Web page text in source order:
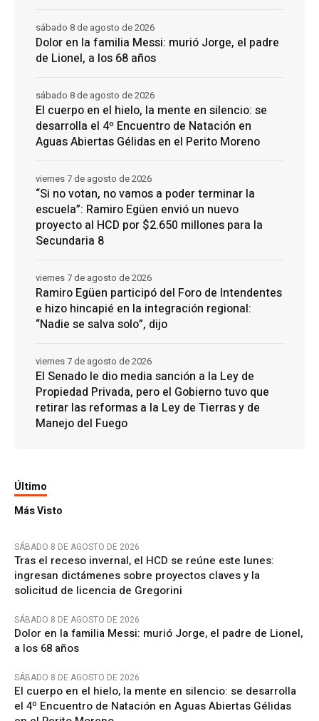
Dolor en la familia Messi: murió Jorge, el padre
de Lionel, a los 68 años
sábado 8 de agosto de 2026
El cuerpo en el hielo, la mente en silencio: se
desarrolla el 4º Encuentro de Natación en
Aguas Abiertas Gélidas en el Perito Moreno
sábado 8 de agosto de 2026
“Si no votan, no vamos a poder terminar la
escuela”: Ramiro Egüen envió un nuevo
proyecto al HCD por $2.650 millones para la
Secundaria 8
viernes 7 de agosto de 2026
Ramiro Egüen participó del Foro de Intendentes
e hizo hincapié en la integración regional:
“Nadie se salva solo”, dijo
viernes 7 de agosto de 2026
El Senado le dio media sanción a la Ley de
Propiedad Privada, pero el Gobierno tuvo que
retirar las reformas a la Ley de Tierras y de
Manejo del Fuego
viernes 7 de agosto de 2026
Último
Más Visto
SÁBADO 8 DE AGOSTO DE 2026
Tras el receso invernal, el HCD se reúne este lunes:
ingresan dictámenes sobre proyectos claves y la
solicitud de licencia de Gregorini
SÁBADO 8 DE AGOSTO DE 2026
Dolor en la familia Messi: murió Jorge, el padre de Lionel,
a los 68 años
SÁBADO 8 DE AGOSTO DE 2026
El cuerpo en el hielo, la mente en silencio: se desarrolla
el 4º Encuentro de Natación en Aguas Abiertas Gélidas